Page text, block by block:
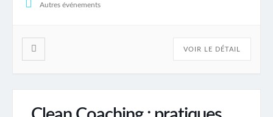
Autres événements
VOIR LE DÉTAIL